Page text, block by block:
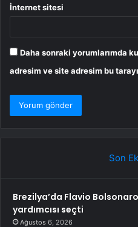
İnternet sitesi
Daha sonraki yorumlarımda
adresim ve site adresim bu
Son
Brezilya’da Flavio
yardımcısı seçti
Ağustos 6, 2026